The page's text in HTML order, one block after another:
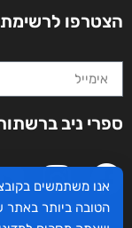
הצטרפו
ספרי ניב
אנו משתמשים
הטובה ביותר